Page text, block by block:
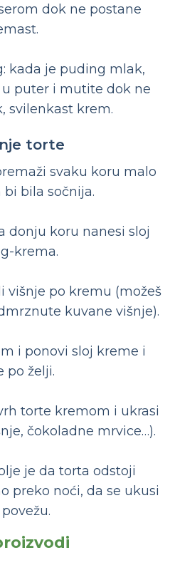
dok ne postane
kada je puding mlak,
puter i mutite dok ne
svilenkast krem.
torte
svaku koru malo
bila sočnija.
donju koru nanesi sloj
krema.
višnje po kremu (možeš
kuvane višnje).
i ponovi sloj kreme i
po želji.
torte kremom i ukrasi
čokoladne mrvice…).
je da torta odstoji
preko noći, da se ukusi
povežu.